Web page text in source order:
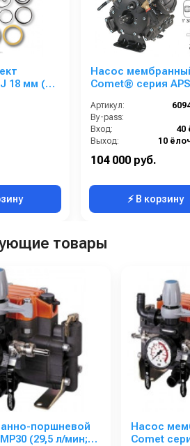
18 мм (3
Насос
Comet® серия APS
ВОМ 13/8
Артикул:
By-pass:
Вход:
40
Выход:
Производительность (л/мин):
104 000 руб.
⚡ В корзину
товары
поршневой
(29,5 л/мин;
Насос
Comet